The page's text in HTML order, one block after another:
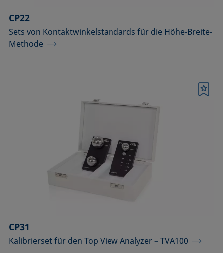
CP22
Sets von Kontaktwinkelstandards für die Höhe-Breite-
Methode
CP31
Kalibrierset für den Top View Analyzer – TVA100